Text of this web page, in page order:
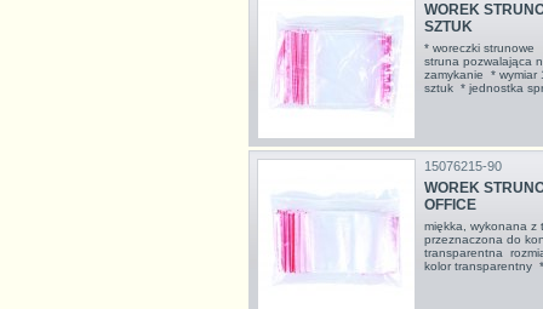
WOREK
SZTUK
* woreczki
struna pozwalająca
zamykanie * wymiar
sztuk * jednostka
15076215-90
WOREK
OFFICE
miękka, wykonana z
przeznaczona do
transparentna
kolor transparentny